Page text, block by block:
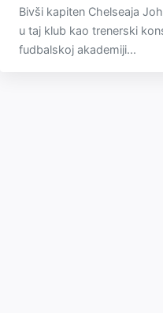
Bivši kapiten Chelseaja
u taj klub kao trenerski
fudbalskoj akademiji...